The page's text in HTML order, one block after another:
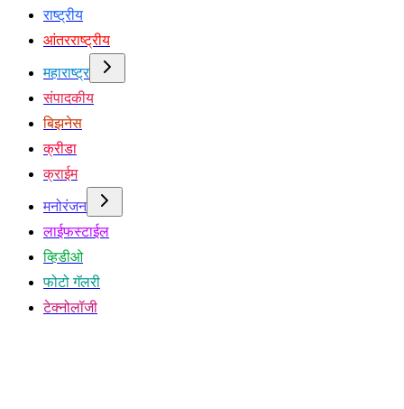
राष्ट्रीय
आंतरराष्ट्रीय
महाराष्ट्र
संपादकीय
बिझनेस
क्रीडा
क्राईम
मनोरंजन
लाईफस्टाईल
व्हिडीओ
फोटो गॅलरी
टेक्नोलॉजी